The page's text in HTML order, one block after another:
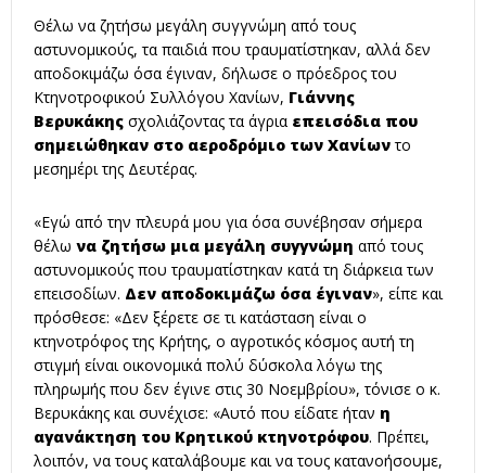
Θέλω να ζητήσω μεγάλη συγγνώμη από τους
αστυνομικούς, τα παιδιά που τραυματίστηκαν, αλλά δεν
αποδοκιμάζω όσα έγιναν, δήλωσε ο πρόεδρος του
Κτηνοτροφικού Συλλόγου Χανίων, Γιάννης
Βερυκάκης σχολιάζοντας τα άγρια επεισόδια που
σημειώθηκαν στο αεροδρόμιο των Χανίωντο
μεσημέρι της Δευτέρας.
«Εγώ από την πλευρά μου για όσα συνέβησαν σήμερα
θέλω να ζητήσω μια μεγάλη συγγνώμη από τους
αστυνομικούς που τραυματίστηκαν κατά τη διάρκεια των
επεισοδίων. Δεν αποδοκιμάζω όσα έγιναν», είπε και
πρόσθεσε: «Δεν ξέρετε σε τι κατάσταση είναι ο
κτηνοτρόφος της Κρήτης, ο αγροτικός κόσμος αυτή τη
στιγμή είναι οικονομικά πολύ δύσκολα λόγω της
πληρωμής που δεν έγινε στις 30 Νοεμβρίου», τόνισε ο κ.
Βερυκάκης και συνέχισε: «Αυτό που είδατε ήταν η
αγανάκτηση του Κρητικού κτηνοτρόφου. Πρέπει,
λοιπόν, να τους καταλάβουμε και να τους κατανοήσουμε,